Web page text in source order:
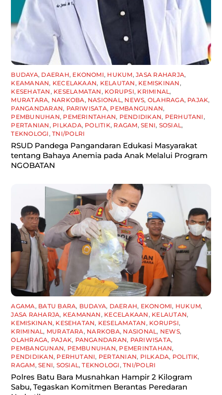
BUDAYA, DAERAH, EKONOMI, HUKUM,JASA RAHARJA,
KEAMANAN, KECELAKAAN, KELAUTAN, KEMISKINAN,
KESEHATAN, KESELAMATAN, KORUPSI, KRIMINAL,
MURATARA, NARKOBA, NASIONAL, NEWS, OLAHRAGA, PAJAK,
PANGANDARAN, PARIWISATA, PEMBANGUNAN,
PEMBUNUHAN, PEMERINTAHAN, PENDIDIKAN, PERHUTANI,
PERTANIAN, PILKADA, POLITIK, RAGAM,SENI, SOSIAL,
TEKNOLOGI,TNI/POLRI
RSUD Pandega Pangandaran Edukasi Masyarakat
tentang Bahaya Anemia pada Anak Melalui Program
NGOBATAN
AGAMA, BATU BARA, BUDAYA, DAERAH, EKONOMI, HUKUM,
JASA RAHARJA, KEAMANAN, KECELAKAAN, KELAUTAN,
KEMISKINAN, KESEHATAN, KESELAMATAN, KORUPSI,
KRIMINAL, MURATARA, NARKOBA, NASIONAL, NEWS,
OLAHRAGA, PAJAK, PANGANDARAN, PARIWISATA,
PEMBANGUNAN, PEMBUNUHAN, PEMERINTAHAN,
PENDIDIKAN, PERHUTANI, PERTANIAN, PILKADA, POLITIK,
RAGAM,SENI, SOSIAL,TEKNOLOGI,TNI/POLRI
Polres Batu Bara Musnahkan Hampir 2 Kilogram
Sabu, Tegaskan Komitmen Berantas Peredaran